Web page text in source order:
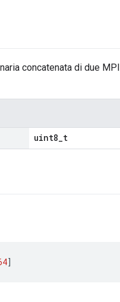
concatenata di due MPI
uint8_t
]